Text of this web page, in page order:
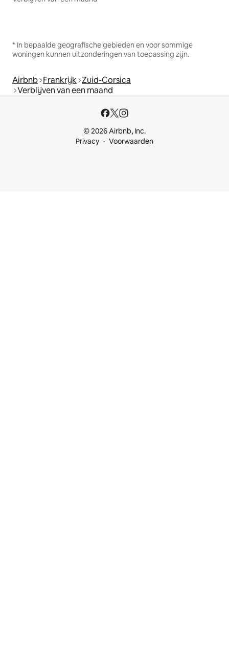
* In bepaalde geografische gebieden en voor sommige
woningen kunnen uitzonderingen van toepassing zijn.
Airbnb Frankrijk Zuid-Corsica
Verblijven van een maand
© 2026 Airbnb, Inc.
Privacy
Voorwaarden